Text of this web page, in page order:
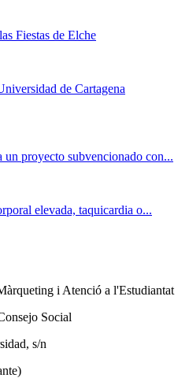
Fiestas de Elche
de Cartagena
proyecto subvencionado con...
elevada, taquicardia o...
i Atenció a l'Estudiantat
Social
s/n